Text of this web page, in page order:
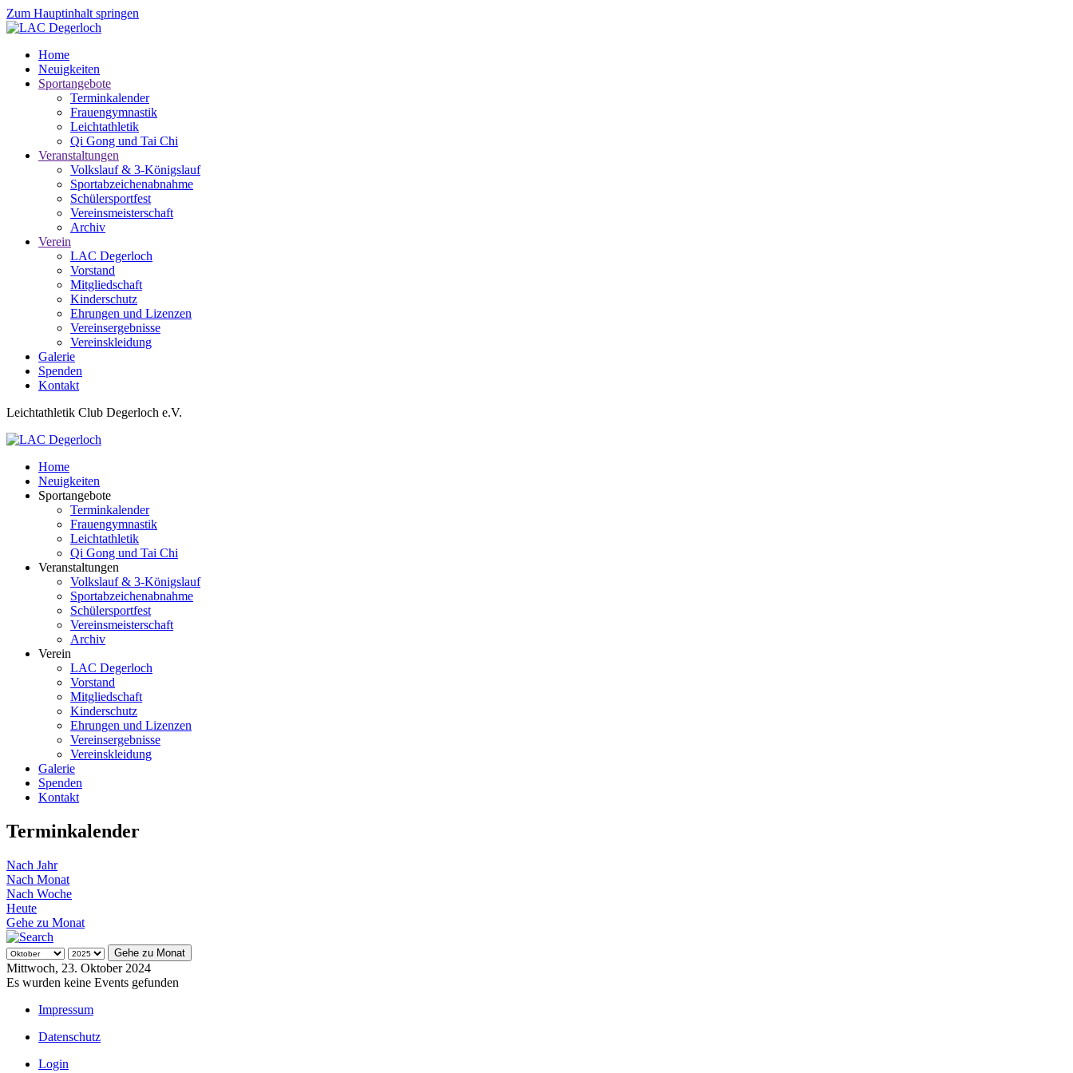
Zum Hauptinhalt springen
Home
Neuigkeiten
Sportangebote
Terminkalender
Frauengymnastik
Leichtathletik
Qi Gong und Tai Chi
Veranstaltungen
Volkslauf & 3-Königslauf
Sportabzeichenabnahme
Schülersportfest
Vereinsmeisterschaft
Archiv
Verein
LAC Degerloch
Vorstand
Mitgliedschaft
Kinderschutz
Ehrungen und Lizenzen
Vereinsergebnisse
Vereinskleidung
Galerie
Spenden
Kontakt
Leichtathletik Club Degerloch e.V.
Home
Neuigkeiten
Sportangebote
Terminkalender
Frauengymnastik
Leichtathletik
Qi Gong und Tai Chi
Veranstaltungen
Volkslauf & 3-Königslauf
Sportabzeichenabnahme
Schülersportfest
Vereinsmeisterschaft
Archiv
Verein
LAC Degerloch
Vorstand
Mitgliedschaft
Kinderschutz
Ehrungen und Lizenzen
Vereinsergebnisse
Vereinskleidung
Galerie
Spenden
Kontakt
Terminkalender
Nach Jahr
Nach Monat
Nach Woche
Heute
Gehe zu Monat
Gehe zu Monat
Mittwoch, 23. Oktober 2024
Es wurden keine Events gefunden
Impressum
Datenschutz
Login